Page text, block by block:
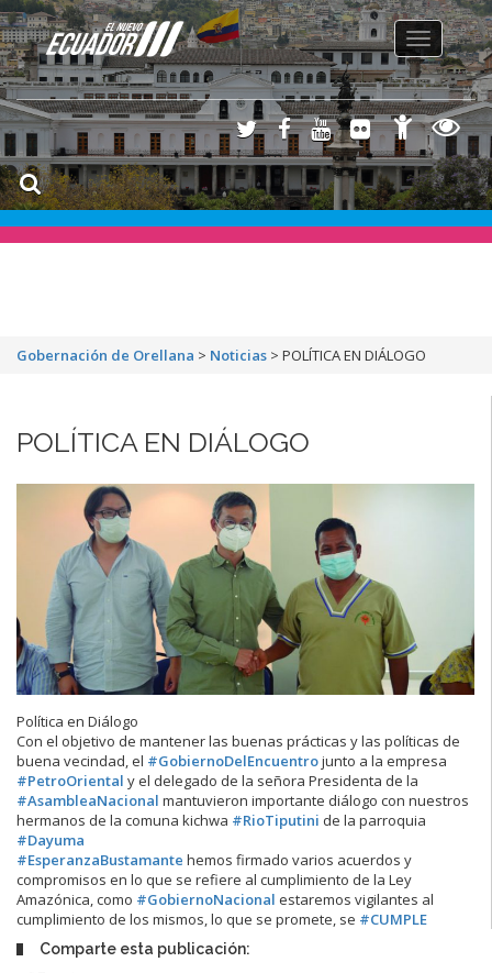
Toggle
navigation
Gobernación de Orellana > Noticias > POLÍTICA EN DIÁLOGO
POLÍTICA EN DIÁLOGO
Política en Diálogo
Con el objetivo de mantener las buenas prácticas y las políticas de
buena vecindad, el #GobiernoDelEncuentrojunto a la empresa
#PetroOriental y el delegado de la señora Presidenta de la
#AsambleaNacional mantuvieron importante diálogo con nuestros
hermanos de la comuna kichwa #RioTiputini de la parroquia
#Dayuma
#EsperanzaBustamante hemos firmado varios acuerdos y
compromisos en lo que se refiere al cumplimiento de la Ley
Amazónica, como #GobiernoNacional estaremos vigilantes al
cumplimiento de los mismos, lo que se promete, se #CUMPLE
Comparte esta publicación: